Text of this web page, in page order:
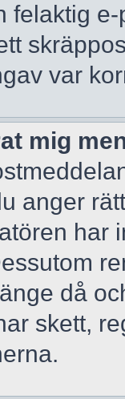
felaktig
var
mig
anger
har
då
skett,